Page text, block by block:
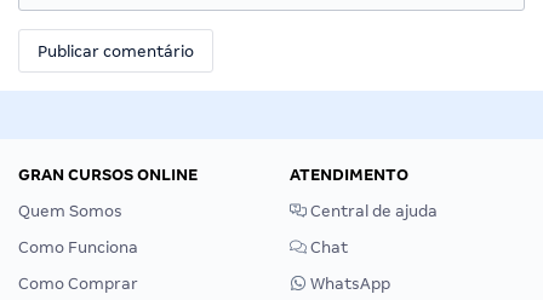
GRAN CURSOS ONLINE
Quem Somos
Como Funciona
Como Comprar
ATENDIMENTO
Central de ajuda
Chat
WhatsApp